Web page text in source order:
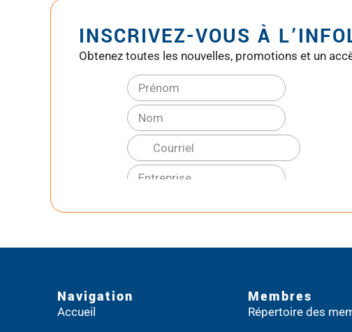
INSCRIVEZ-VOUS À
Obtenez toutes les nouvelles, promotions et un
Navigation
Accueil
Membres
Répertoire des